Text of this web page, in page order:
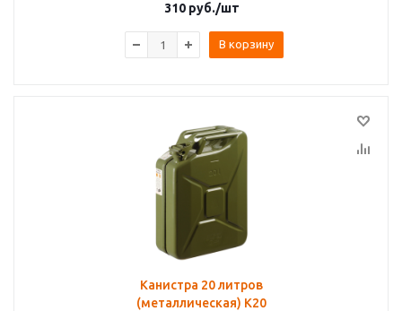
310руб./шт
В корзину
Канистра 20 литров
(металлическая) K20